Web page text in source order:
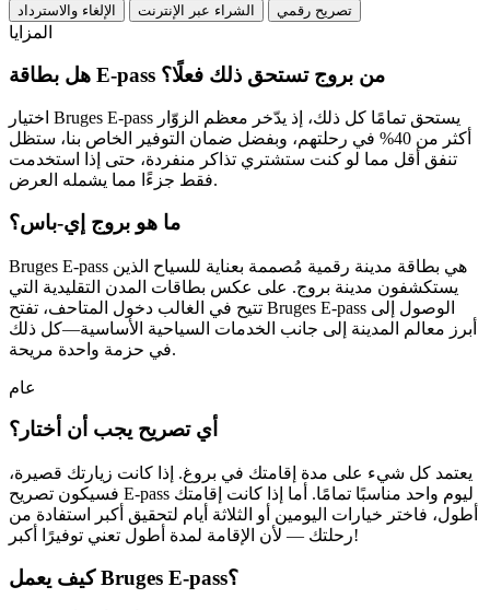
الإلغاء والاسترداد
الشراء عبر الإنترنت تصريح رقمي
المزايا
هل بطاقة E-pass من بروج تستحق ذلك فعلًا؟
Bruges E-pass يستحق تمامًا كل ذلك، إذ يدّخر معظم الزوّار
أكثر من 40%
في رحلتهم، وبفضل ضمان التوفير
الخاص بنا، ستظل
تنفق أقل مما لو كنت ستشتري تذاكر منفردة، حتى إذا استخدمت
فقط جزءًا مما يشمله العرض.
ما هو بروج إي-باس؟
Bruges E-pass
يستكشفون مدينة بروج. على عكس بطاقات المدن التقليدية التي
تتيح في الغالب دخول المتاحف، تفتح Bruges E-pass الوصول إلى
أبرز معالم المدينة إلى جانب الخدمات السياحية الأساسية—كل ذلك
في حزمة واحدة مريحة.
عام
أي تصريح يجب أن أختار؟
يعتمد كل شيء على مدة إقامتك في بروغ. إذا كانت زيارتك قصيرة،
فسيكون تصريح E-pass ليوم واحد مناسبًا تمامًا. أما إذا كانت إقامتك
أطول، فاختر خيارات اليومين أو الثلاثة أيام لتحقيق أكبر استفادة من
رحلتك — لأن الإقامة لمدة أطول تعني توفيرًا أكبر!
كيف يعمل Bruges E-pass؟